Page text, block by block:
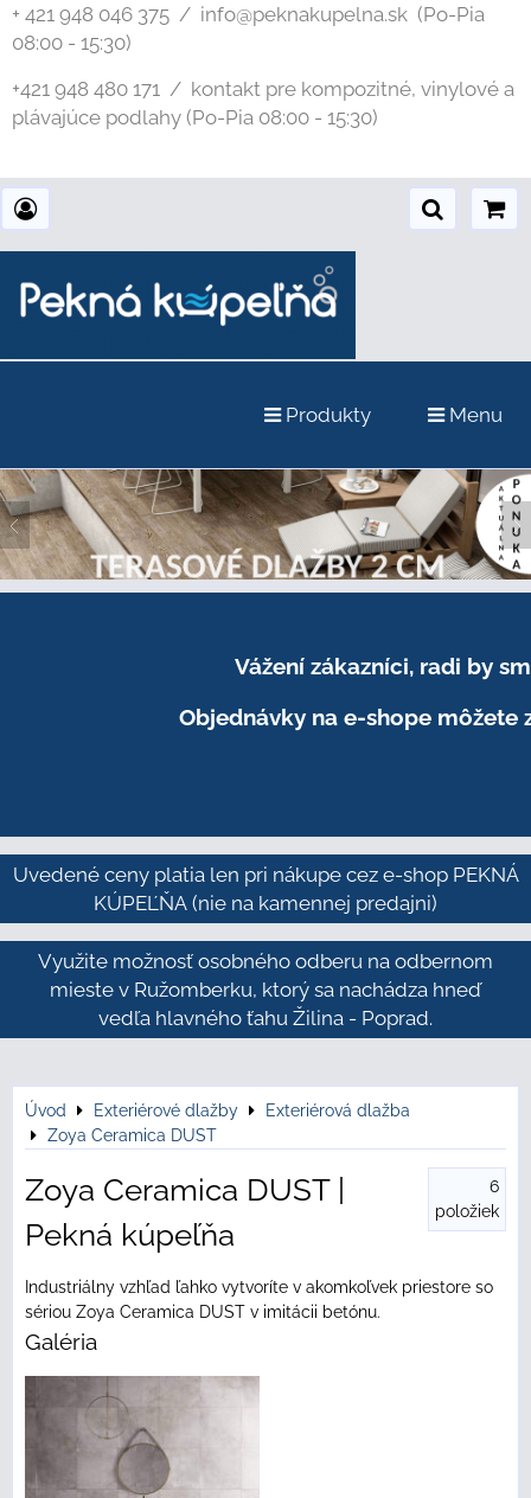
+ 421 948 046 375 / info@peknakupelna.sk (Po-Pia
08:00 - 15:30)
+421 948 480 171 / kontakt pre kompozitné, vinylové a
plávajúce podlahy (Po-Pia 08:00 - 15:30)
Produkty Menu
Vážení zákazníci, radi by
Objednávky na e-shope môžete
Uvedené ceny platia len pri nákupe cez e-shop PEKNÁ
KÚPEĽŇA (nie na kamennej predajni)
Využite možnosť osobného odberu na odbernom
mieste v Ružomberku, ktorý sa nachádza hneď
vedľa hlavného ťahu Žilina - Poprad.
Úvod Exteriérové dlažby
Exteriérová dlažba
Zoya Ceramica DUST
Zoya Ceramica DUST |
Pekná kúpeľňa
6
položiek
Industriálny vzhľad ľahko vytvoríte v akomkoľvek priestore so
sériou Zoya Ceramica DUST v imitácii betónu.
Galéria